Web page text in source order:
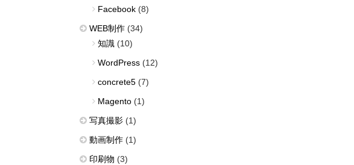
Facebook (8)
WEB制作 (34)
知識 (10)
WordPress (12)
concrete5 (7)
Magento (1)
写真撮影 (1)
動画制作 (1)
印刷物 (3)